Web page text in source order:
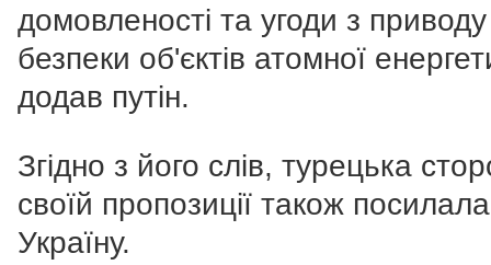
домовленості та угоди з приводу
безпеки об'єктів атомної
додав путін.
Згідно з його слів, турецька
своїй пропозиції також
Україну.